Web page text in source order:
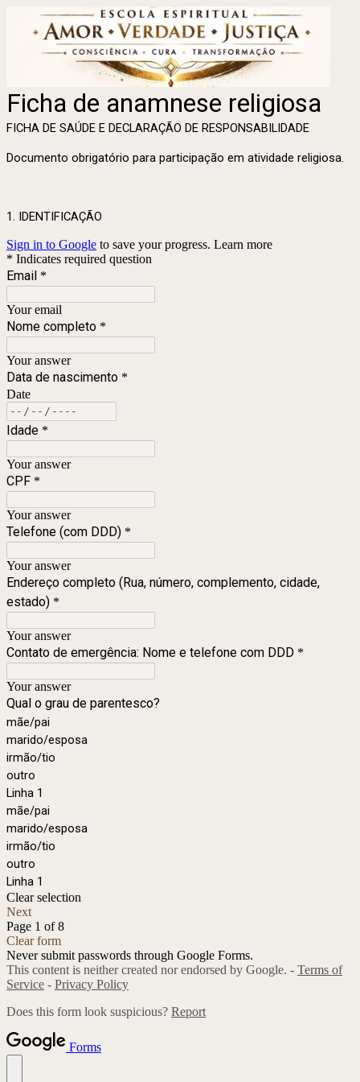
Ficha de anamnese religiosa
FICHA DE SAÚDE E DECLARAÇÃO DE RESPONSABILIDADE
Documento obrigatório para participação em atividade religiosa.
1. IDENTIFICAÇÃO
Sign in to Google to save your progress. Learn more
* Indicates required question
Email *
Your email
Nome completo *
Your answer
Data de nascimento *
Date
Idade *
Your answer
CPF *
Your answer
Telefone (com DDD) *
Your answer
Endereço completo (Rua, número, complemento, cidade,
estado) *
Your answer
Contato de emergência: Nome e telefone com DDD *
Your answer
Qual o grau de parentesco?
mãe/pai
marido/esposa
irmão/tio
outro
Linha 1
mãe/pai
marido/esposa
irmão/tio
outro
Linha 1
Clear selection
Next
Page 1 of 8
Clear form
Never submit passwords through Google Forms.
This content is neither created nor endorsed by Google. - Terms of
Service - Privacy Policy
Does this form look suspicious? Report
Forms